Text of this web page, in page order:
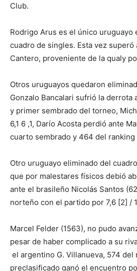
Club.
Rodrigo Arus es el único uruguayo
cuadro de singles. Esta vez superó
Cantero, proveniente de la qualy
Otros uruguayos quedaron
Gonzalo Bancalari sufrió la derrota
y primer sembrado del torneo,
6,1 6 ,1, Darío Acosta perdió ante
cuarto sembrado y 464 del ranking
Otro uruguayo eliminado del
que por malestares físicos debió
ante el brasileño Nicolás Santos
norteño con el partido por 7,6 [2] /
Marcel Felder (1563), no pudo
pesar de haber complicado a su
el argentino G. Villanueva, 574 del
preclasificado ganó el encuentro